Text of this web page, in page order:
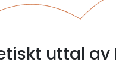
uttal